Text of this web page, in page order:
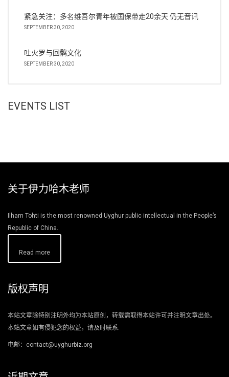
紧急关注：多名维吾尔青年被国保带走20余天 仍无音讯
SEPTEMBER 30, 2020
吐火罗与回鹘文化
SEPTEMBER 30, 2020
EVENTS LIST
关于伊力哈木老师
Ilham Tohti is the most renowned Uyghur public intellectual in the People’s
Republic of China.
Read more
版权声明
本站文章除特别注明外均为本站原创，转载需取得本站许可并注明文章出处。
本站文章如有侵犯您的权益，请及时联系.
电邮：contact@uyghurbiz.org